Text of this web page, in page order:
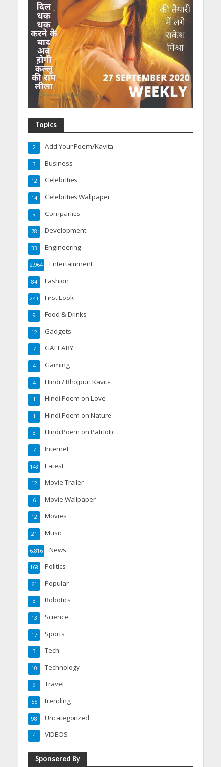
Topics
Add Your Poem/Kavita
2
Business
3
Celebrities
12
Celebrities Wallpaper
14
Companies
9
Development
78
Engineering
33
Entertainment
2,964
Fashion
84
First Look
243
Food & Drinks
9
Gadgets
12
GALLARY
7
Gaming
4
Hindi / Bhojpuri Kavita
4
Hindi Poem on Love
1
Hindi Poem on Nature
1
Hindi Poem on Patriotic
3
Internet
7
Latest
143
Movie Trailer
12
Movie Wallpaper
6
Movies
12
Music
21
News
6,816
Politics
168
Popular
61
Robotics
3
Science
13
Sports
17
Tech
3
Technology
10
Travel
9
trending
55
Uncategorized
98
VIDEOS
4
Sponsered By